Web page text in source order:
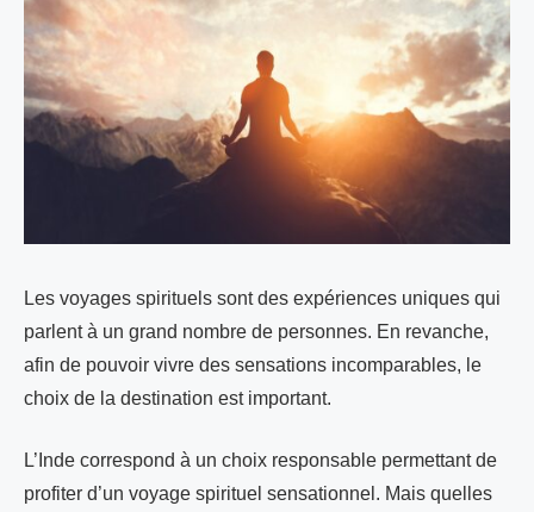
Les voyages spirituels sont des expériences uniques qui
parlent à un grand nombre de personnes. En revanche,
afin de pouvoir vivre des sensations incomparables, le
choix de la destination est important.
L’Inde correspond à un choix responsable permettant de
profiter d’un voyage spirituel sensationnel. Mais quelles